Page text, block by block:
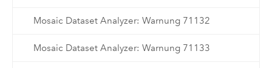
Mosaic Dataset Analyzer: Warnung 71132
Mosaic Dataset Analyzer: Warnung 71133